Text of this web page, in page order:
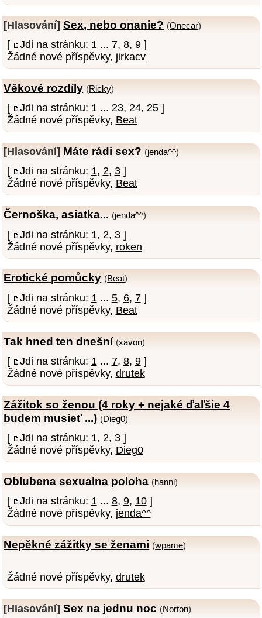
[Hlasování] Sex, nebo onanie? (Onecar)
[ Jdi na stránku: 1 ... 7, 8, 9]
Žádné nové příspěvky, jirkacv
Věkové rozdíly (Ricky)
[ Jdi na stránku: 1... 23, 24, 25]
Žádné nové příspěvky, Beat
[Hlasování] Máte rádi sex? (jenda^^)
[ Jdi na stránku: 1, 2, 3]
Žádné nové příspěvky, Beat
Černoška, asiatka... (jenda^^)
[ Jdi na stránku: 1, 2, 3]
Žádné nové příspěvky, roken
Erotické pomůcky (Beat)
[ Jdi na stránku: 1 ... 5, 6, 7]
Žádné nové příspěvky, Beat
Tak hned ten dnešní (xavon)
[ Jdi na stránku: 1 ... 7, 8, 9]
Žádné nové příspěvky, drutek
Zážitok so ženou (4 roky + nejaké ďaľšie 4
budem musieť ...) (Dieg0)
[ Jdi na stránku: 1, 2, 3]
Žádné nové příspěvky, Dieg0
Oblubena sexualna poloha (hanni)
[ Jdi na stránku: 1... 8, 9, 10]
Žádné nové příspěvky, jenda^^
Nepěkné zážitky se ženami (wpame)
Žádné nové příspěvky, drutek
[Hlasování] Sex na jednu noc (Norton)